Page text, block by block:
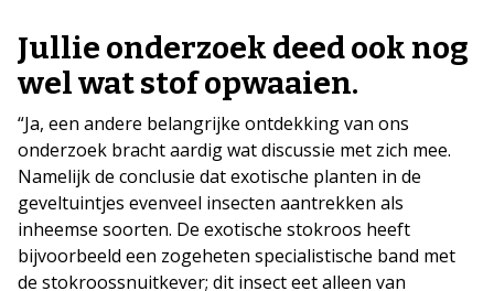
Jullie onderzoek deed ook nog
wel wat stof opwaaien.
“Ja, een andere belangrijke ontdekking van ons
onderzoek bracht aardig wat discussie met zich mee.
Namelijk de conclusie dat exotische planten in de
geveltuintjes evenveel insecten aantrekken als
inheemse soorten. De exotische stokroos heeft
bijvoorbeeld een zogeheten specialistische band met
de stokroossnuitkever; dit insect eet alleen van